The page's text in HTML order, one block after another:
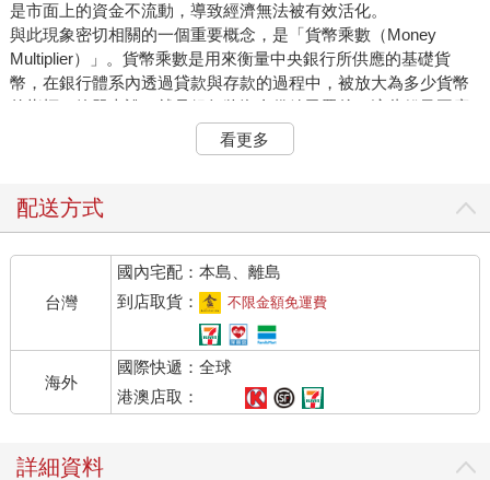
是市面上的資金不流動，導致經濟無法被有效活化。
與此現象密切相關的一個重要概念，是「貨幣乘數（Money
Multiplier）」。貨幣乘數是用來衡量中央銀行所供應的基礎貨
幣，在銀行體系內透過貸款與存款的過程中，被放大為多少貨幣
的指標。簡單來說，就是銀行將資金借給民眾後，這些錢又再度
被存入銀行、再借出給其他人，如此重複循環，導致貨幣總量逐
動因而減少。貨幣乘數下降，即使中央銀行大量釋出資金，這些
行「撒錢政策」是否奏效的重要指標。
過去政府即使大量投放資金，也往往流入資產市場而非實體經
濟，結果就是資產價格自然上升。
造成這種現象的一個重要原因就是貧富差距。當貧富差距擴大，
「邊際消費傾向（Marginal Propensity to Consume）」會隨之下
降。所謂邊際消費傾向，是指當收入增加時，用於消費的比例。
收入較低者傾向將新增收入多數用於消費；相反地，高收入者即
便收入增加，也多半選擇將其用於儲蓄或投資。長期而言，這將
退。
看更多
配送方式
台灣
國內宅配：本島、離島
到店取貨：
不限金額免運費
海外
國際快遞：全球
港澳店取：
詳細資料